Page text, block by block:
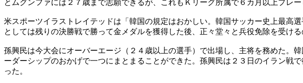
とムグンファには２７歳まで志願できるが、これもＫリーグ所属で６カ月以上プレ
米スポーツイラストレイテッドは「韓国の規定はおかしい。韓国サッカー史上最高
としては残りの決勝戦で勝って金メダルを獲得した後、正々堂々と兵役免除を受け
孫興民は今大会にオーバーエージ（２４歳以上の選手）で出場し、主将を務めた。
ーダーシップのおかげで一つにまとまることができた。孫興民は２３日のイラン戦
った。